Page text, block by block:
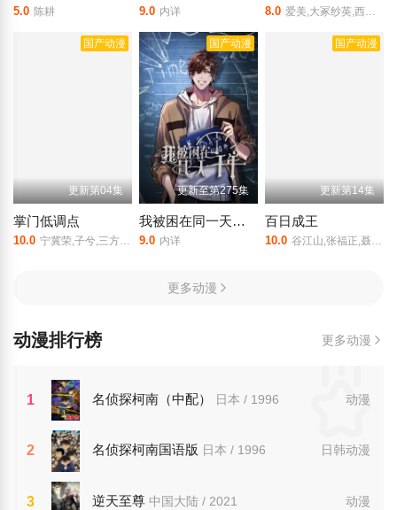
5.0 陈耕 9.0 内详 8.0 爱美,大冢纱英,西本里美,大桥彩香,伊藤彩沙,佐仓绫音,三泽纱千香,加藤英美里,日笠阳子,金元寿子,前岛亚美,小泽亚李,上坂堇,中上育实,秦佐和子,相羽爱奈,工藤晴香,中岛由贵,樱川惠,志崎桦音,伊藤美来,田所梓,吉田有里,丰田萌绘,黑泽朋世,进藤天音,直田姬奈,西尾夕香,mika,岛村绚沙,Raychell,小原莉子,夏芽,仓知玲凤,纺木吏佐,羊宫妃那,立石凛,青木阳菜,小日向美香,林鼓子,佐佐
国产动漫
更新第04集
掌门低调点
10.0 宁冀荣,子兮,三方方,囚,茯西西,磊子,荻秋,徐阿木,荣枯,亨通,旦暮
国产动漫
更新至第275集
我被困在同一天一千年动态漫
9.0 内详
国产动漫
更新第14集
百日成王
10.0 谷江山,张福正,聂曦映,李楠,姜贺,赵熠彤,若瑾
更多动漫
动漫排行榜 更多动漫
1 动漫
名侦探柯南（中配） 日本 / 1996
2 日韩动漫
名侦探柯南国语版 日本 / 1996
3 动漫
逆天至尊 中国大陆 / 2021